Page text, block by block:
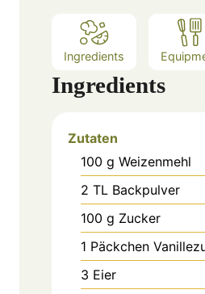
Ingredients
Ingredients
Zutaten
100 g Weizenmehl
2 TL Backpulver
100 g Zucker
1 Päckchen
3 Eier